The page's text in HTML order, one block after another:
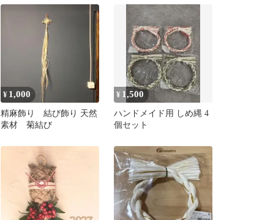
¥ 1,000
精麻飾り 結び飾り 天然
素材 菊結び
¥ 1,500
ハンドメイド用 しめ縄 4
個セット